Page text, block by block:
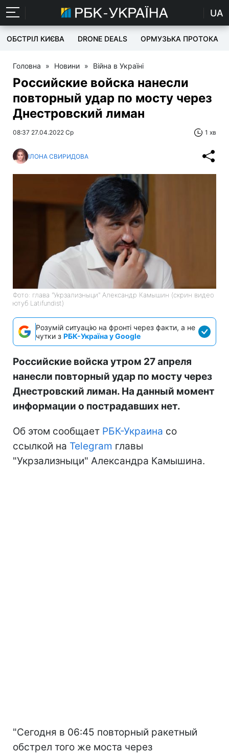
UA
ОБСТРІЛ КИЄВА DRONE DEALS ОРМУЗЬКА ПРОТОКА
Головна » Новини » Війна в Україні
Российские войска нанесли
повторный удар по мосту через
Днестровский лиман
08:37 27.04.2022 Ср 1 хв
ІЛОНА СВИРИДОВА
Фото: глава "Укрзализныци" Александр Камышин (скрин видео
ютуб Latifundist)
Розумій ситуацію на фронті через факти, а не
чутки з РБК-Україна у Google
Российские войска утром 27 апреля
нанесли повторный удар по мосту через
Днестровский лиман. На данный момент
информации о пострадавших нет.
Об этом сообщает РБК-Украина со
ссылкой на Telegram главы
"Укрзализныци" Александра Камышина.
"Сегодня в 06:45 повторный ракетный
обстрел того же моста через